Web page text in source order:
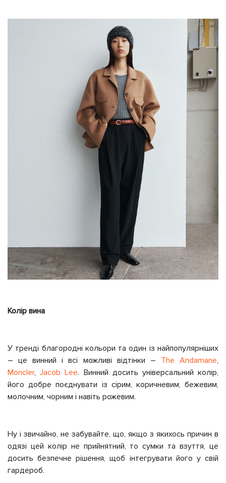
Колір вина
У тренді благородні кольори та один із найпопулярніших
– це винний і всі можливі відтінки – The Andamane,
Moncler,Jacob Lee. Винний досить універсальний колір,
його добре поєднувати із сірим, коричневим, бежевим,
молочним, чорним і навіть рожевим.
Ну і звичайно, не забувайте, що, якщо з якихось причин в
одязі цей колір не прийнятний, то сумки та взуття, це
досить безпечне рішення, щоб інтегрувати його у свій
гардероб.